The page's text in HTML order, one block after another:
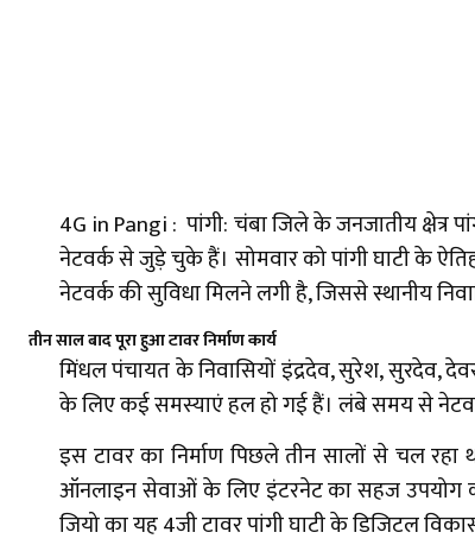
4G in Pangi : पांगी: चंबा जिले के जनजातीय क्षेत्र
नेटवर्क से जुड़े चुके हैं। सोमवार को पांगी घाटी के
नेटवर्क की सुविधा मिलने लगी है, जिससे स्थानीय
तीन साल बाद पूरा हुआ टावर निर्माण कार्य
मिंधल पंचायत के निवासियों इंद्रदेव, सुरेश, सुरदेव,
के लिए कई समस्याएं हल हो गई हैं। लंबे समय से
इस टावर का निर्माण पिछले तीन सालों से चल
ऑनलाइन सेवाओं के लिए इंटरनेट का सहज उपयोग
जियो का यह 4जी टावर पांगी घाटी के डिजिटल